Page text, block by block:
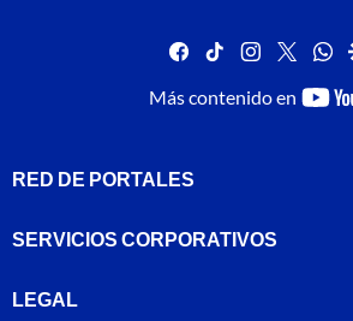
facebook
tiktok instagram
twitter
Más contenido en
RED DE PORTALES
SERVICIOS CORPORATIVOS
LEGAL